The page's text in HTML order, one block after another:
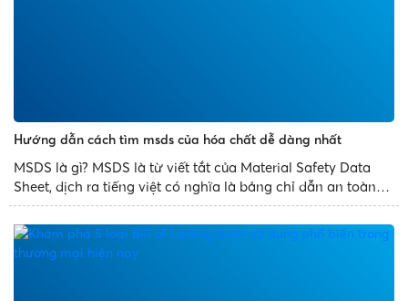
Hướng dẫn cách tìm msds của hóa chất dễ dàng nhất
MSDS là gì? MSDS là từ viết tắt của Material Safety Data
Sheet, dịch ra tiếng việt có nghĩa là bảng chỉ dẫn an toàn
vật liệu hóa chất. Thực chất đây là tài liệu chỉ dẫn kỹ thuật
an toàn hóa chất liên quan đến vấn đề sức...